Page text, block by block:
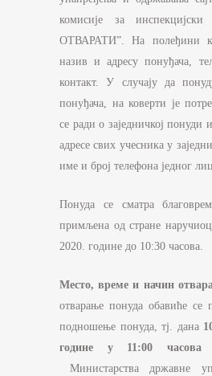
комисије за
ОТВАРАТИ”. На полеђини
назив и адресу понуђача,
контакт. У случају да
понуђача, на коверти је
се ради о заједничкој понуди
адресе свих учесника у
име и број телефона једног
Понуда се сматра
примљена од стране
2020. године до 10:30 часова.
Место, време и начин
отварање понуда обавиће се
подношење понуда, тј. дана
године у 11:00
Министарства државне